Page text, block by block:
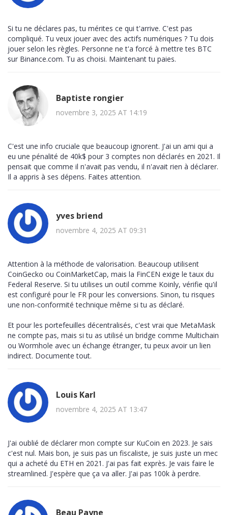
Si tu ne déclares pas, tu mérites ce qui t'arrive. C'est pas
compliqué. Tu veux jouer avec des actifs numériques ? Tu dois
jouer selon les règles. Personne ne t'a forcé à mettre tes BTC
sur Binance.com. Tu as choisi. Maintenant tu paies.
Baptiste rongier
novembre 3, 2025 AT 14:19
C'est une info cruciale que beaucoup ignorent. J'ai un ami qui a
eu une pénalité de 40k$ pour 3 comptes non déclarés en 2021. Il
pensait que comme il n'avait pas vendu, il n'avait rien à déclarer.
Il a appris à ses dépens. Faites attention.
yves briend
novembre 4, 2025 AT 09:31
Attention à la méthode de valorisation. Beaucoup utilisent
CoinGecko ou CoinMarketCap, mais la FinCEN exige le taux du
Federal Reserve. Si tu utilises un outil comme Koinly, vérifie qu'il
est configuré pour le FR pour les conversions. Sinon, tu risques
une non-conformité technique même si tu as déclaré.
Et pour les portefeuilles décentralisés, c'est vrai que MetaMask
ne compte pas, mais si tu as utilisé un bridge comme Multichain
ou Wormhole avec un échange étranger, tu peux avoir un lien
indirect. Documente tout.
Louis Karl
novembre 4, 2025 AT 13:47
J'ai oublié de déclarer mon compte sur KuCoin en 2023. Je sais
c'est nul. Mais bon, je suis pas un fiscaliste, je suis juste un mec
qui a acheté du ETH en 2021. J'ai pas fait exprès. Je vais faire le
streamlined. J'espère que ça va aller. J'ai pas 100k à perdre.
Beau Payne